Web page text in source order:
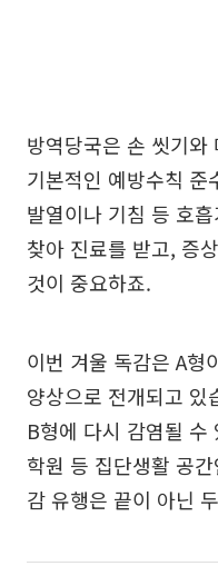
방역당국은 손 씻기와
기본적인 예방수칙 준
발열이나 기침 등 호
찾아 진료를 받고, 증
것이 중요하죠.
이번 겨울 독감은 A형
양상으로 전개되고 있
B형에 다시 감염될
학원 등 집단생활 공
감 유행은 끝이 아닌